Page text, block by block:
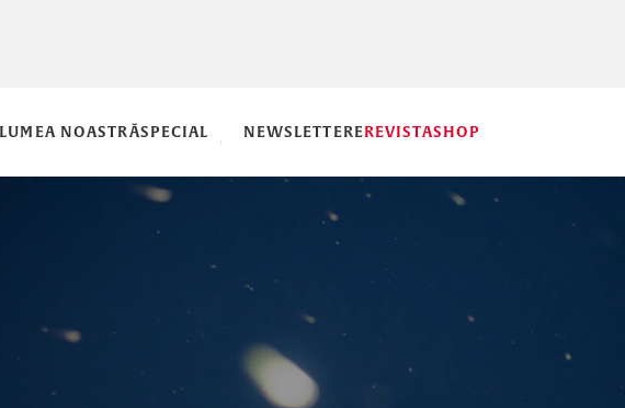
LUMEA NOASTRĂSPECIAL NEWSLETTEREREVISTASHOP